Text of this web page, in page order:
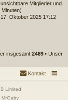
Mitglieder und
Oktober 2025 17:12
insgesamt 2489 • Unser
Kontakt
Limited